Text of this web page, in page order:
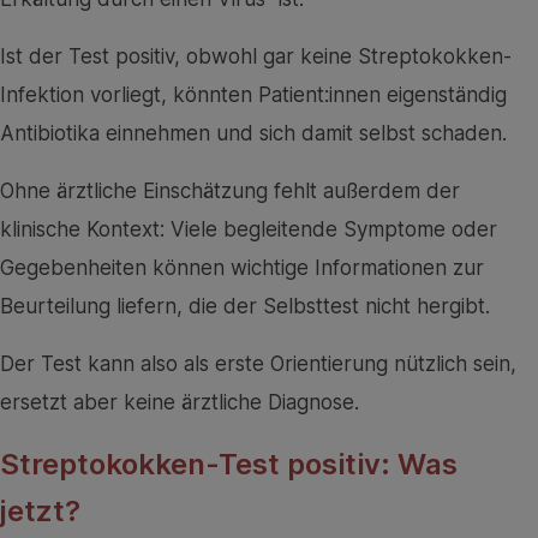
Ist der Test positiv, obwohl gar keine Streptokokken-
Infektion vorliegt, könnten Patient:innen eigenständig
Antibiotika einnehmen und sich damit selbst schaden.
Ohne ärztliche Einschätzung fehlt außerdem der
klinische Kontext: Viele begleitende Symptome oder
Gegebenheiten können wichtige Informationen zur
Beurteilung liefern, die der Selbsttest nicht hergibt.
Der Test kann also als erste Orientierung nützlich sein,
ersetzt aber keine ärztliche Diagnose.
Streptokokken-Test positiv: Was
jetzt?